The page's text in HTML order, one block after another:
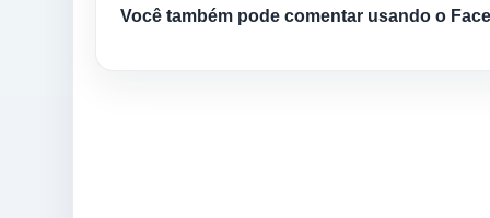
Você também pode comentar usando o